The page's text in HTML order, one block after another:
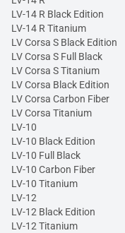
LV-14 R Black Edition
LV-14 R Titanium
LV Corsa S Black Edition
LV Corsa S Full Black
LV Corsa S Titanium
LV Corsa Black Edition
LV Corsa Carbon Fiber
LV Corsa Titanium
LV-10
LV-10 Black Edition
LV-10 Full Black
LV-10 Carbon Fiber
LV-10 Titanium
LV-12
LV-12 Black Edition
LV-12 Titanium